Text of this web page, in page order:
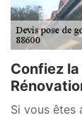
Confiez
Si vous êtes